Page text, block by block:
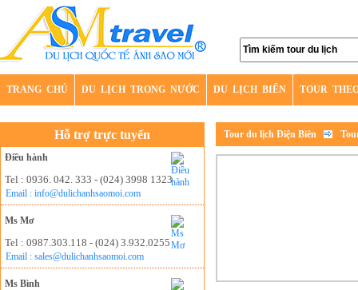
TRANG CHỦ DU LỊCH TRONG NƯỚC DU LỊCH BIỂN TOUR
Hỗ trợ trực tuyến
Điều hành
Tel : 0936. 042. 333 - (024) 3998 1323
Email : info@dulichanhsaomoi.com
Ms Mơ
Tel : 0987.303.118 - (024) 3.932.0255
Email : sales@dulichanhsaomoi.com
Ms Bình
Tour du lịch Điện Biên